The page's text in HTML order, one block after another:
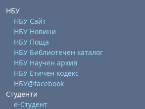
1 agosto
domenica 2 agosto
7 agosto
8 agosto
domenica 9 agosto
14 agosto
15 agosto
domenica 16 agosto
21 agosto
22 agosto
domenica 23 agosto
28 agosto
29 agosto
domenica 30 agosto
НБУ
НБУ Сайт
НБУ Новини
НБУ Поща
НБУ Библиотечен каталог
НБУ Научен архив
НБУ Етичен кодекс
НБУ@facebook
Студенти
е-Студент